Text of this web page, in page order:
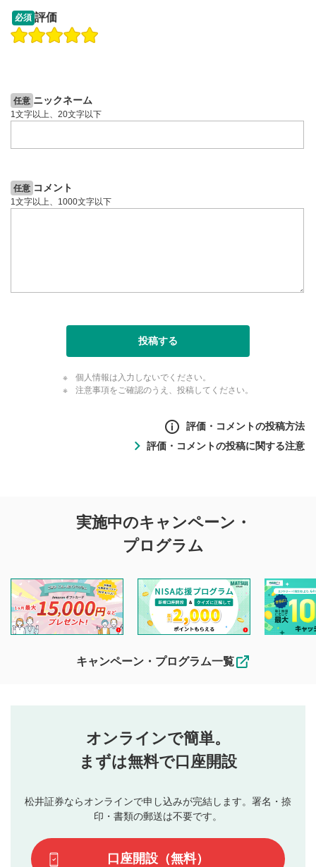
操作説明動画
必須 評価
任意 ニックネーム
1文字以上、20文字以下
任意 コメント
1文字以上、1000文字以下
投稿する
個人情報は入力しないでください。
注意事項をご確認のうえ、投稿してください。
評価・コメントの投稿方法
投稿するボタン
星で評価をすると投稿できます。（お名前とコメント
3
動画の評価
です）
評価・コメントの投稿に関する注意
投稿に関する注意
を目的として、各動画コンテンツに、評価およびコメントの
投稿ができます。利用者は以下の注意事項をご理解のうえ、
閲覧および投稿を行うものとしてください。
他の利用者が動画を視聴される際の参考になるコメントをお
待ちしております。
なお、投稿をもって、本注意事項に同意されたものとみなし
行ってください。
当社は、利用者同士、もしくは利用者と第三者間のトラ
ブルによって生じた損害に対して一切の責任を負いませ
評価およびコメントは当社にて審査のうえ、掲載となり
ます。掲載されるまでに日数がかかる場合や掲載されない
てはお答えできません。各動画コンテンツへの掲載をもっ
て結果のご連絡といたします。ご了承ください。
実施中のキャンペーン・
プログラム
キャンペーン・プログラム一覧
オンラインで簡単。
まずは無料で口座開設
松井証券ならオンラインで申し込みが完結します。署名・捺
印・書類の郵送は不要です。
口座開設（無料）